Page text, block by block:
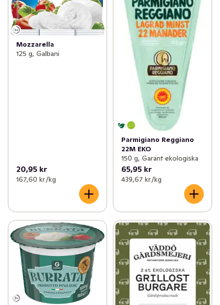
Mozzarella
125 g, Galbani
20,95 kr
167,60 kr /kg
Parmigiano Reggiano
22M EKO
150 g, Garant ekologiska
65,95 kr
439,67 kr /kg